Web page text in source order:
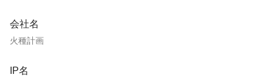
会社名
火種計画
IP名